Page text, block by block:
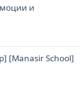
и
[Manasir School]